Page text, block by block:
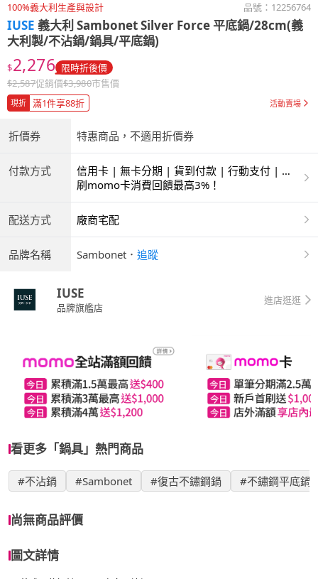
100%義大利生產與設計 品號： 12256764
IUSE 義大利 Sambonet Silver Force 平底鍋/28cm(義
大利製/不沾鍋/鍋具/平底鍋)
$2,276 限時折後價
$2,587促銷價$3,980市售價
現折 滿1件享88折 活動賣場
折價券 特惠商品，不適用折價券
付款方式
信用卡 | 無卡分期 | 貨到付款 | 行動支付 | 超
商付款 | ATM | 銀聯卡
刷momo卡消費回饋最高3%！
配送方式 廠商宅配
品牌名稱 Sambonet ． 追蹤
IUSE
品牌旗艦店
進店逛逛
看更多「鍋具」熱門商品
#不沾鍋 #Sambonet #復古不鏽鋼鍋 #不鏽鋼平底鍋
尚無商品評價
圖文詳情